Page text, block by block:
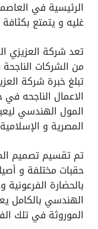
الرئيسية في
غليه و يتمتع بكثافة
تعد شركة العزيزي
من الشركات
الاعمال الناجحه
المول الهندسي
المصرية و
تم تقسيم تصميم
حقبات مختلفة و
بالحضارة
الهندسي بالكامل
الموروثة في تلك